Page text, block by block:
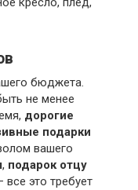
бюджета.
не менее
дорогие
подарки
вашего
, подарок отцу
все это требует